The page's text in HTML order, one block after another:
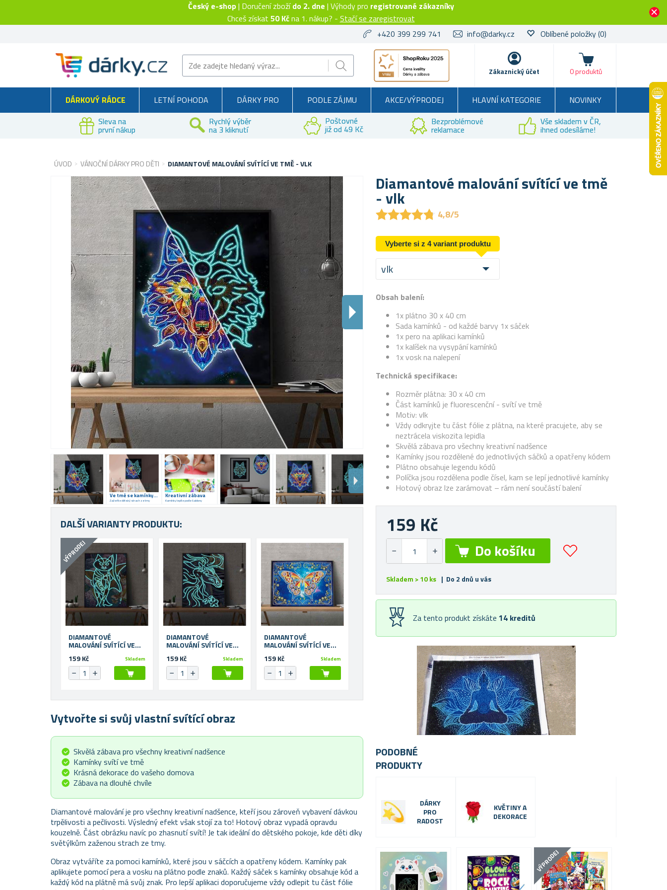
Český e-shop| Doručení zbožído 2. dne | Výhody pro registrované zákazníky
Chceš získat 50 Kčna 1. nákup? - Stačí se zaregistrovat
+420 399 299 741
info@darky.cz Oblíbené položky(0)
Zákaznický účet
Košík
0 produktů
DÁRKOVÝ RÁDCE LETNÍ POHODA DÁRKY PRO PODLE ZÁJMU AKCE/VÝPRODEJ HLAVNÍ KATEGORIE
NOVINKY
Sleva na
první nákup
Rychlý výběr
na 3 kliknutí
Poštovné
již od 49 Kč
Bezproblémové
reklamace
Vše skladem v ČR,
ihned odesíláme!
ÚVOD VÁNOČNÍ DÁRKY PRO DĚTI DIAMANTOVÉ MALOVÁNÍ SVÍTÍCÍ VE TMĚ - VLK
Diamantové malování svítící ve tmě
- vlk
★★★★★
★★★★★ 4,8/5
Ve tmě se kamínky rozzáří
Zažeňte dětský strach ze tmy
Kreativní zábava
Kamínky lepíte podle šablony
Vyberte si z 4 variant produktu
vlk
Obsah balení:
1x plátno 30 x 40 cm
Sada kamínků - od každé barvy 1x sáček
1x pero na aplikaci kamínků
1x kalíšek na vysypání kamínků
1x vosk na nalepení
Technická specifikace:
Rozměr plátna: 30 x 40 cm
Část kamínků je fluorescenční - svítí ve tmě
Motiv: vlk
Vždy odkryjte tu část fólie z plátna, na které pracujete, aby se
neztrácela viskozita lepidla
Skvělá zábava pro všechny kreativní nadšence
Kamínky jsou rozdělené do jednotlivých sáčků a opatřeny kódem
Plátno obsahuje legendu kódů
Políčka jsou rozdělena podle čísel, kam se lepí jednotlivé kamínky
Hotový obraz lze zarámovat – rám není součástí balení
159 Kč
Skladem > 10 ks | Do 2 dnů u vás
Za tento produkt získáte 14 kreditů
DALŠÍ VARIANTY PRODUKTU:
VÝPRODEJ
DIAMANTOVÉ
MALOVÁNÍ SVÍTÍCÍ VE
159 Kč Skladem
DIAMANTOVÉ
MALOVÁNÍ SVÍTÍCÍ VE
159 Kč Skladem
DIAMANTOVÉ
MALOVÁNÍ SVÍTÍCÍ VE
159 Kč Skladem
Vytvořte si svůj vlastní svítící obraz
Skvělá zábava pro všechny kreativní nadšence
Kamínky svítí ve tmě
Krásná dekorace do vašeho domova
Zábava na dlouhé chvíle
Diamantové malování je pro všechny kreativní nadšence, kteří jsou zároveň vybavení dávkou
trpělivosti a pečlivosti. Výsledný efekt však stojí za to! Hotový obraz vypadá opravdu
kouzelně. Část obrázku navíc po zhasnutí svítí! Je tak ideální do dětského pokoje, kde děti díky
světýlkům zaženou strach ze tmy.
Obraz vytváříte za pomoci kamínků, které jsou v sáčcích a opatřeny kódem. Kamínky pak
aplikujete pomocí pera a vosku na plátno podle znaků. Každý sáček s kamínky obsahuje kód a
každý kód na plátně má svůj znak. Pro lepší aplikaci doporučujeme vždy odlepit tu část fólie
PODOBNÉ
PRODUKTY
DÁRKY
PRO
RADOST
KVĚTINY A
DEKORACE
VÝPRODEJ